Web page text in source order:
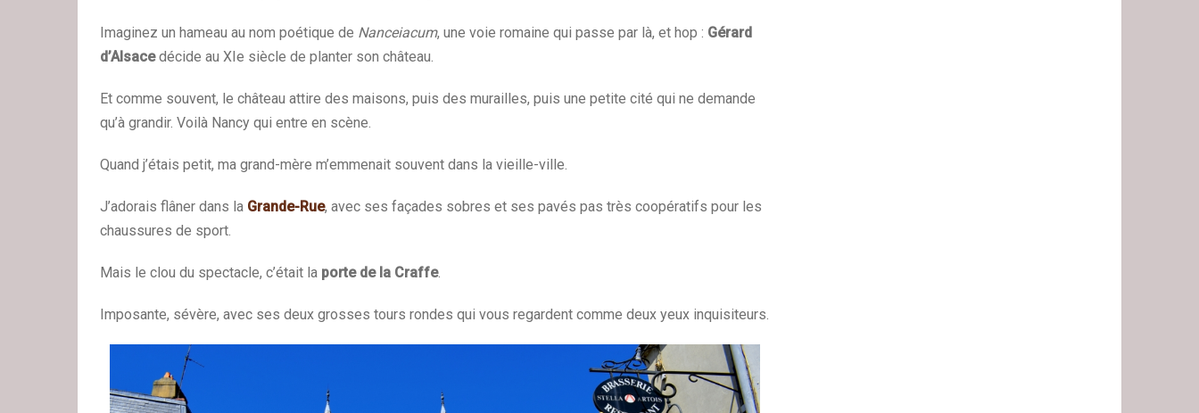
Imaginez un hameau au nom poétique de Nanceiacum, une voie romaine qui passe par là, et hop : Gérard
d’Alsacedécide au XIe siècle de planter son château.
Et comme souvent, le château attire des maisons, puis des murailles, puis une petite cité qui ne demande
qu’à grandir. Voilà Nancy qui entre en scène.
Quand j’étais petit, ma grand-mère m’emmenait souvent dans la vieille-ville.
J’adorais flâner dans la Grande-Rue, avec ses façades sobres et ses pavés pas très coopératifs pour les
chaussures de sport.
Mais le clou du spectacle, c’était la porte de la Craffe.
Imposante, sévère, avec ses deux grosses tours rondes qui vous regardent comme deux yeux inquisiteurs.